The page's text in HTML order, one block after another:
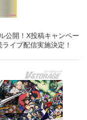
公開！X投稿キャンペー
イブ配信実施決定！